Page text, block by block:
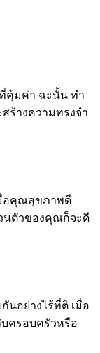
คุ้มค่า ฉะนั้น ทำ
ร้างความทรงจำ
อคุณสุขภาพดี
นตัวของคุณก็จะดี
นอย่างไร้ที่ติ เมื่อ
บครอบครัวหรือ